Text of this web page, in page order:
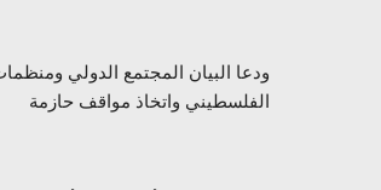
ودعا البيان المجتمع الدولي
الفلسطيني واتخاذ مواقف حازمة